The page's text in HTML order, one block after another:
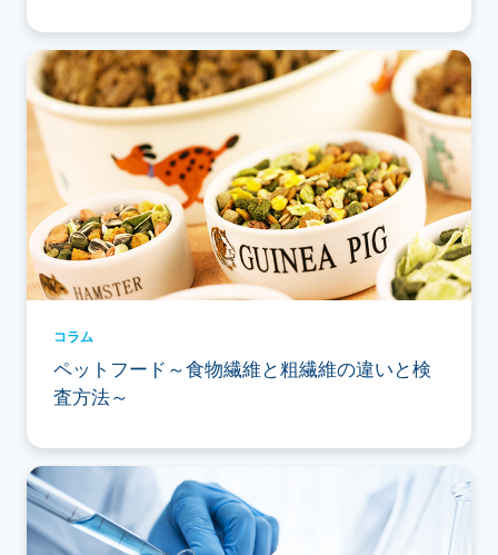
コラム
ペットフード～食物繊維と粗繊維の違いと検
査方法～